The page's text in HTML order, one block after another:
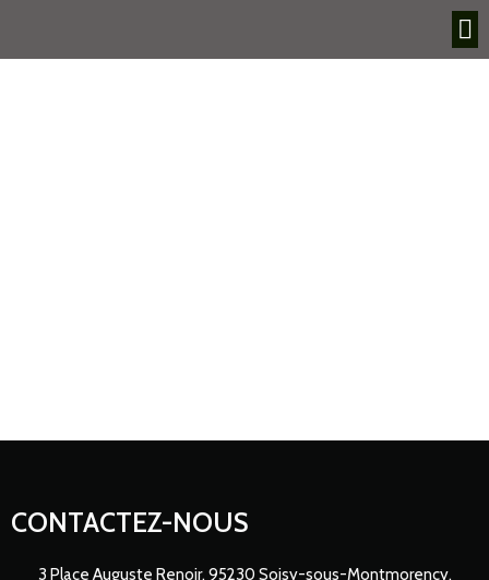
CONTACTEZ-NOUS
3 Place Auguste Renoir, 95230 Soisy-sous-Montmorency,